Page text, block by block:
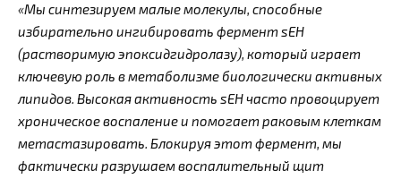
«Мы синтезируем малые молекулы, способные
избирательно ингибировать фермент sEH
(растворимую эпоксидгидролазу), который играет
ключевую роль в метаболизме биологически активных
липидов. Высокая активность sEH часто провоцирует
хроническое воспаление и помогает раковым клеткам
метастазировать. Блокируя этот фермент, мы
фактически разрушаем воспалительный щит